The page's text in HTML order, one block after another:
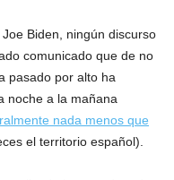
Joe Biden, ningún discurso
comunicado que de no
pasado por alto ha
noche a la mañana
nada menos que
el territorio español).